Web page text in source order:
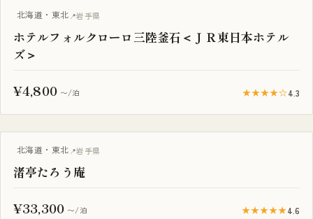
露天風呂付き客室
北海道・東北 岩手県
ホテルフォルクローロ三陸釜石＜ＪＲ東日本ホテル
ズ＞
¥4,800 〜/泊 ★★★★☆4.3
露天風呂付き客室
北海道・東北 岩手県
渚亭たろう庵
¥33,300 〜/泊 ★★★★★4.6